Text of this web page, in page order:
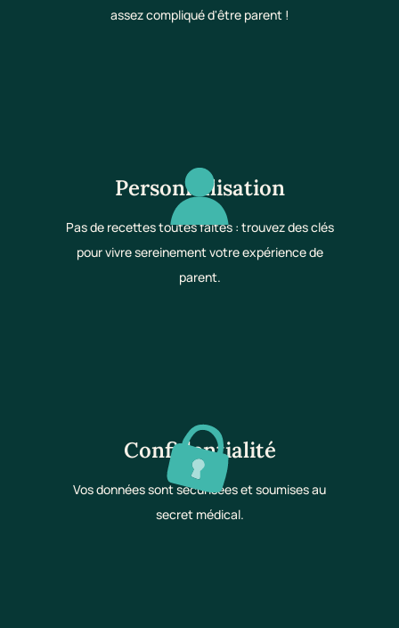
assez compliqué d'être parent !
Personnalisation
Pas de recettes toutes faites : trouvez des clés
pour vivre sereinement votre expérience de
parent.
Confidentialité
Vos données sont sécurisées et soumises au
secret médical.